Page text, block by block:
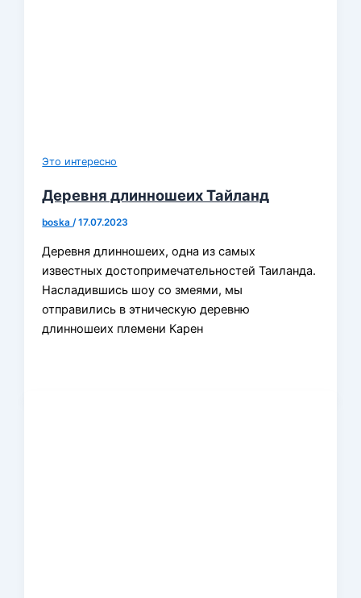
Это интересно
Деревня длинношеих Тайланд
boska/17.07.2023
Деревня длинношеих, одна из самых
известных достопримечательностей Таиланда.
Насладившись шоу со змеями, мы
отправились в этническую деревню
длинношеих племени Карен